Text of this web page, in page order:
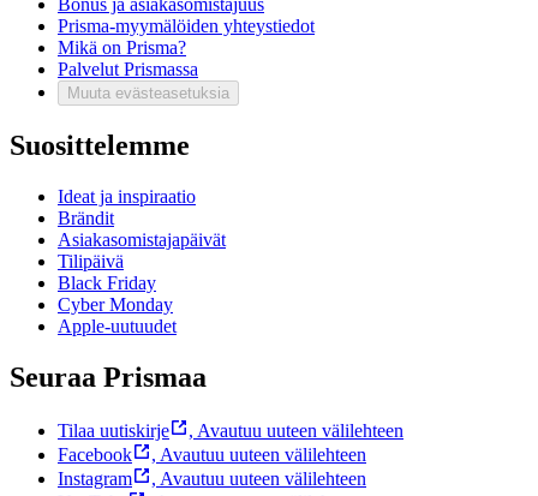
Bonus ja asiakasomistajuus
Prisma-myymälöiden yhteystiedot
Mikä on Prisma?
Palvelut Prismassa
Muuta evästeasetuksia
Suosittelemme
Ideat ja inspiraatio
Brändit
Asiakasomistajapäivät
Tilipäivä
Black Friday
Cyber Monday
Apple-uutuudet
Seuraa Prismaa
Tilaa uutiskirje , Avautuu uuteen välilehteen
Facebook
, Avautuu uuteen välilehteen
Instagram
, Avautuu uuteen välilehteen